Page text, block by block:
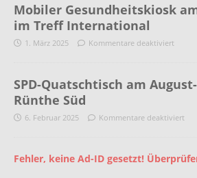
Mobiler Gesundheitskiosk
im Treff International
1. März 2025 Kommentare deaktiviert
SPD-Quatschtisch am
Rünthe Süd
6. Februar 2025 Kommentare deaktiviert
Fehler, keine Ad-ID gesetzt!